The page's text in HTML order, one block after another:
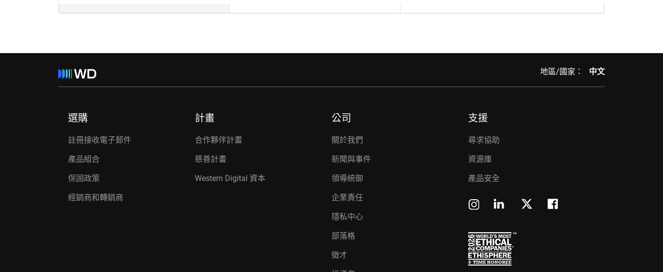
地區/國家： 中文
選購
註冊接收電子郵件
產品組合
保固政策
經銷商和轉銷商
計畫
合作夥伴計畫
慈善計畫
Western Digital 資本
公司
關於我們
新聞與事件
領導統御
企業責任
隱私中心
部落格
徵才
支援
尋求協助
資源庫
產品安全